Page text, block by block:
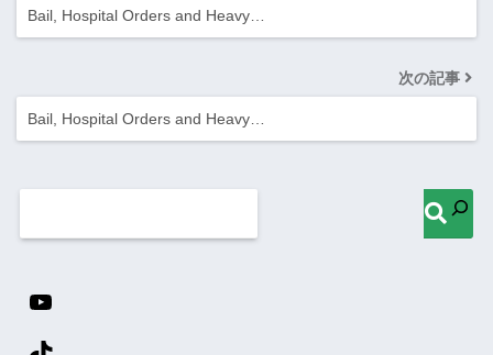
Bail, Hospital Orders and Heavy…
次の記事
Bail, Hospital Orders and Heavy…